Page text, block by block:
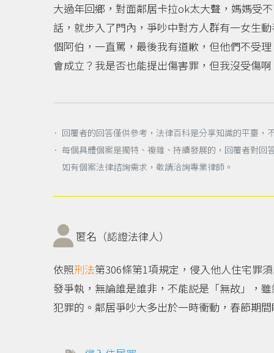
大過年回鄉，對面鄰居卡拉ok太大聲，媽媽受
話，就步入了門內，爭吵中對方人群有一女生
個阿伯，一直罵，最後我有道歉，但他們不受
會成立？我是否也能提出傷害罪，但我沒受傷
． 回覆者的回答僅供參考，法律百科是分享知識的平臺
． 每個具體個案是獨特、複雜、持續發展的，回覆者對
如有個案法律諮詢需求，敬請洽詢專業律師。
匿名（認證法律人）
依照刑法第306條第1項規定，侵入他人住宅罪
發爭執，無論誰是誰非，不能説是「無故」，雖
犯罪的。鄰居爭吵大多出於一時衝動，春節期間